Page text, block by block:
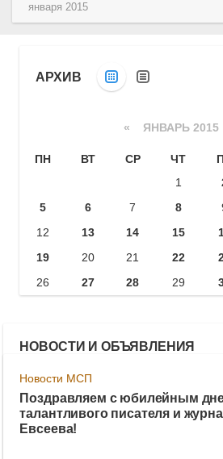
января 2015
АРХИВ
« ЯНВАРЬ
ПН ВТ СР ЧТ
1
5
6 7 8
12
13 14 15
19
20 21 22
26
27 28 29
НОВОСТИ И ОБЪЯВЛЕНИЯ
Новости МСП
Поздравляем с юбилейным
талантливого писателя и
Евсеева!